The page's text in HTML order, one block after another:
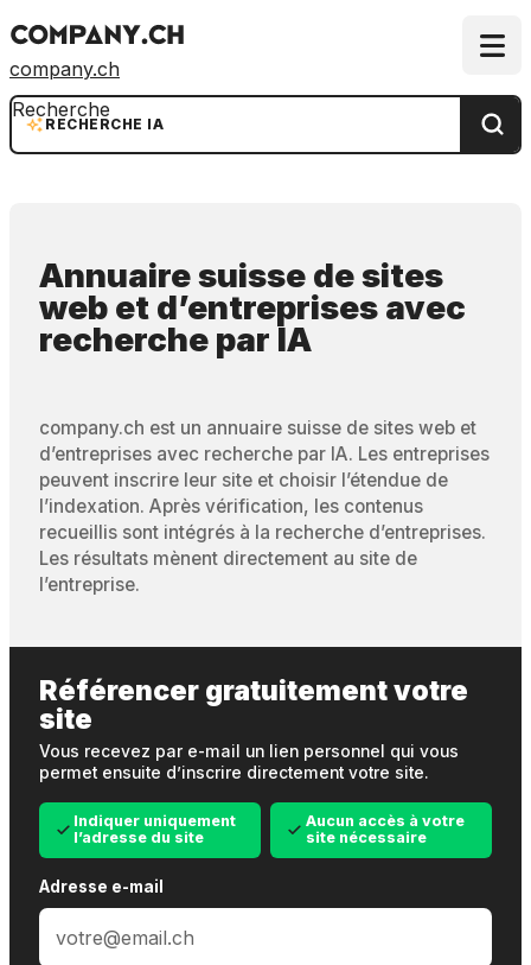
company.ch
RECHERCHE IA
Recherche
Annuaire suisse de sites
web et d’entreprises avec
recherche par IA
company.ch est un annuaire suisse de sites web et
d’entreprises avec recherche par IA. Les entreprises
peuvent inscrire leur site et choisir l’étendue de
l’indexation. Après vérification, les contenus
recueillis sont intégrés à la recherche d’entreprises.
Les résultats mènent directement au site de
l’entreprise.
Référencer gratuitement votre
site
Vous recevez par e-mail un lien personnel qui vous
permet ensuite d’inscrire directement votre site.
Indiquer uniquement
l’adresse du site
Aucun accès à votre
site nécessaire
Adresse e-mail